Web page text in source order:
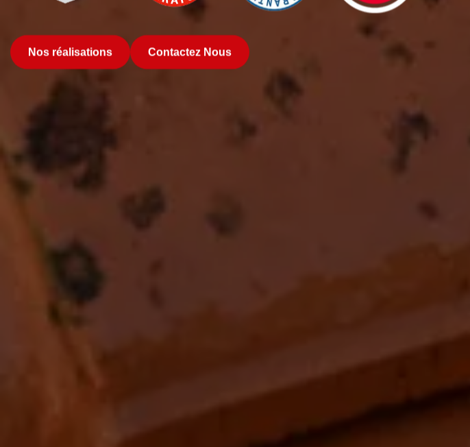
Nos réalisations Contactez Nous